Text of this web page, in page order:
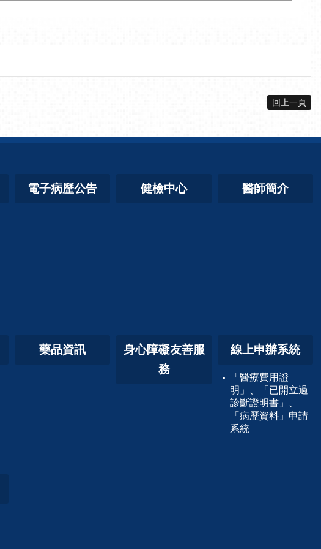
回上一頁
電子病歷公告 健檢中心 醫師簡介
藥品資訊
身心障礙友善服
務
線上申辦系統
「醫療費用證
明」、「已開立過
診斷證明書」、
「病歷資料」申請
系統